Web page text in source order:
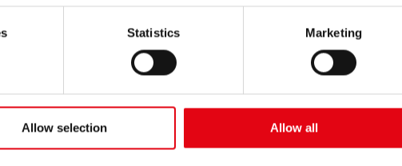
Statistics Marketing
Allow selection Allow all
wtłaczanegoz
firmy Raccorderie Metallichezmiedzi